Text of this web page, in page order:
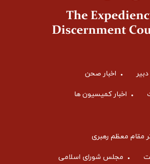
دبیر اخبار صحن
اخبار کمیسیون ها
مقام معظم رهبری
مجلس شورای اسلامی